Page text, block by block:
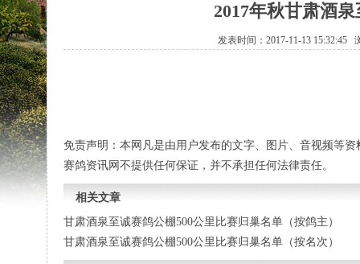
2017年秋甘肃酒
发表时间：2017-11-13 15:32:45
免责声明：本网凡是由用户发布的文字、图片、音视频等
赛鸽资讯网不提供任何保证，并不承担任何法律责任。
相关文章
甘肃酒泉至诚赛鸽公棚500公里比赛归巢名单（按鸽主）
甘肃酒泉至诚赛鸽公棚500公里比赛归巢名单（按名次）